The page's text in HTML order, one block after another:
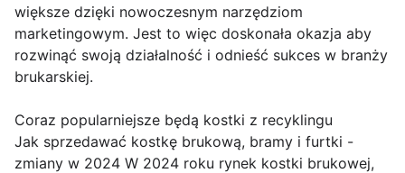
większe dzięki nowoczesnym narzędziom
marketingowym. Jest to więc doskonała okazja aby
rozwinąć swoją działalność i odnieść sukces w branży
brukarskiej.
Coraz popularniejsze będą kostki z recyklingu
Jak sprzedawać kostkę brukową, bramy i furtki -
zmiany w 2024 W 2024 roku rynek kostki brukowej,